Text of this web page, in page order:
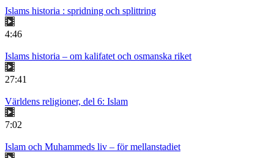
Islams historia : spridning och splittring
4:46
Islams historia – om kalifatet och osmanska riket
27:41
Världens religioner, del 6: Islam
7:02
Islam och Muhammeds liv – för mellanstadiet